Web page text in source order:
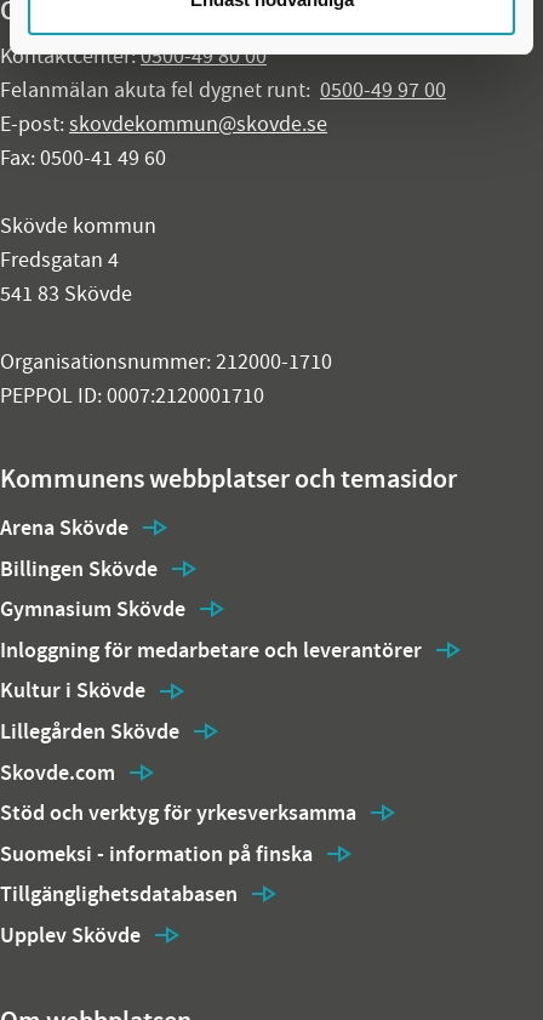
Organisationsuppgifter
Kontaktcenter:0500-49 80 00
Felanmälan akuta fel dygnet runt: 0500-49 97 00
E-post:skovdekommun@skovde.se
Fax: 0500-41 49 60
Skövde kommun
Fredsgatan 4
541 83 Skövde
Organisationsnummer: 212000-1710
PEPPOL ID: 0007:2120001710
Kommunens webbplatser och temasidor
Arena Skövde
Billingen Skövde
Gymnasium Skövde
Inloggning för medarbetare och leverantörer
Kultur i Skövde
Lillegården Skövde
Skovde.com
Stöd och verktyg för yrkesverksamma
Suomeksi - information på finska
Tillgänglighetsdatabasen
Upplev Skövde